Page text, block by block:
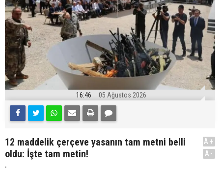
16:46 05 Ağustos 2026
12 maddelik çerçeve yasanın tam metni belli
oldu: İşte tam metin!
.
A+
A-